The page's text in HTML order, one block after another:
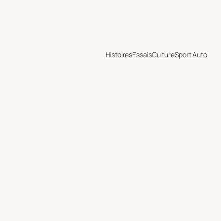
HistoiresEssaisCultureSport Auto